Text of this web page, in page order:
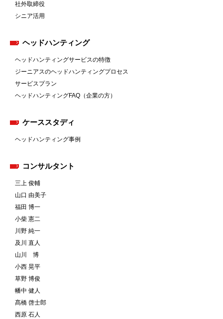
社外取締役
シニア活用
ヘッドハンティング
ヘッドハンティングサービスの特徴
ジーニアスのヘッドハンティングプロセス
サービスプラン
ヘッドハンティングFAQ（企業の方）
ケーススタディ
ヘッドハンティング事例
コンサルタント
三上 俊輔
山口 由美子
福田 博一
小柴 憲二
川野 純一
及川 直人
山川 博
小西 晃平
草野 博俊
幡中 健人
髙橋 啓士郎
西原 石人